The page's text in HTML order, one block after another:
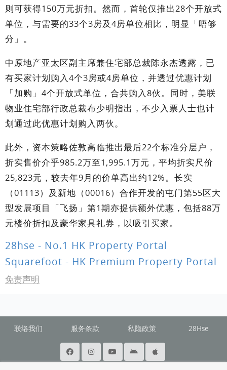
则可获得150万元折扣。然而，首轮仅推出28个开放式
单位，与需要的33个3房及4房单位相比，明显「唔够
分」。
中原地产亚太区副主席兼住宅部总裁陈永杰透露，已
有买家计划购入4个3房或4房单位，并透过优惠计划
「加购」4个开放式单位，合共购入8伙。同时，美联
物业住宅部行政总裁布少明指出，不少入票人士也计
划通过此优惠计划购入两伙。
此外，资本策略佐敦高临推出最后22个标准分层户，
折实售价介乎985.2万至1,995.1万元，平均折实尺价
25,823元，较去年9月的价单高出约12%。长实
（01113）及新地（00016）合作开发的屯门第55区大
型发展项目「飞扬」第1期亦提供额外优惠，包括88万
元楼价折扣及豪华家具礼券，以吸引买家。
28hse - No.1 HK Property Portal
Squarefoot - HK Premium Property Portal
免责声明
联络我们 服务条款 私隐政策 28Hse